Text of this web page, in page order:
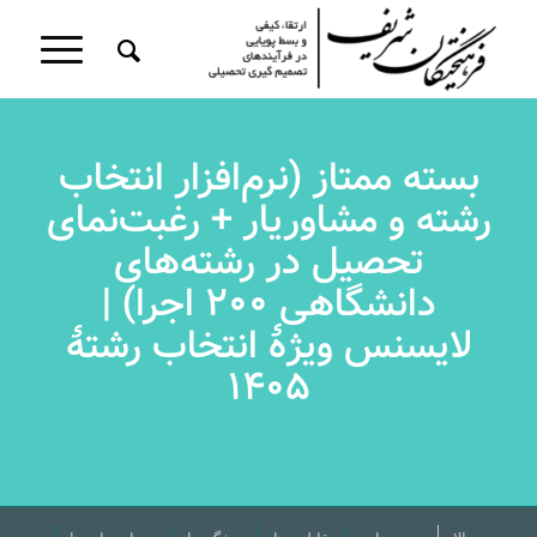
بسته ممتاز (نرم‌افزار انتخاب
رشته و مشاوریار + رغبت‌نمای
تحصیل در رشته‌های
دانشگاهی ۲۰۰ اجرا) |
لایسنس ویژۀ انتخاب رشتۀ
۱۴۰۵